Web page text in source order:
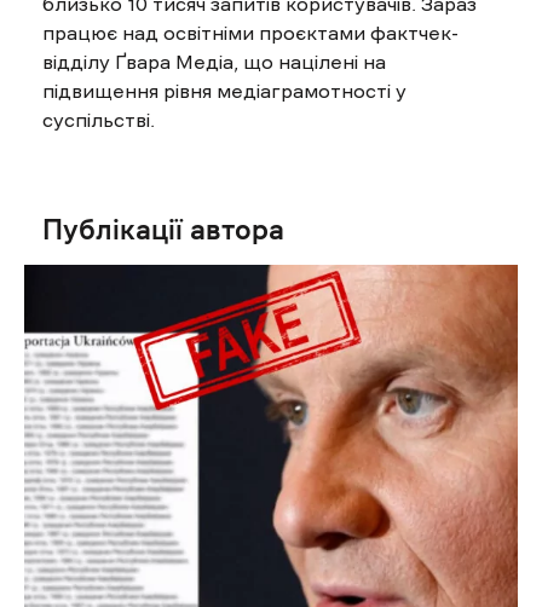
працює над освітніми проєктами фактчек-
відділу Ґвара Медіа, що націлені на
підвищення рівня медіаграмотності у
суспільстві.
Публікації автора